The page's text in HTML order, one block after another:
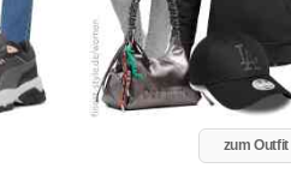
zum Outfit